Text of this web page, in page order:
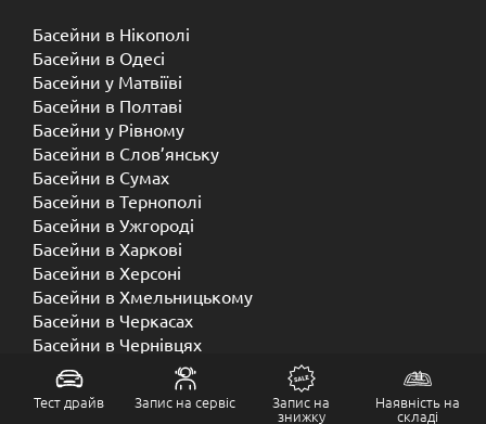
Басейни в Нікополі
Басейни в Одесі
Басейни у Матвіїві
Басейни в Полтаві
Басейни у ​​Рівному
Басейни в Слов’янську
Басейни в Сумах
Басейни в Тернополі
Басейни в Ужгороді
Басейни в Харкові
Басейни в Херсоні
Басейни в Хмельницькому
Басейни в Черкасах
Басейни в Чернівцях
Басейни в Чернігові
Тест драйв Запис на сервіс Запис на
знижку
Наявність на
складі